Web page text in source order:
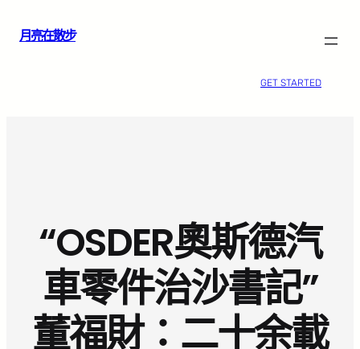
月亮在散步
GET STARTED
“OSDER奧斯德汽
車零件治沙書記”
董福財：二十余載